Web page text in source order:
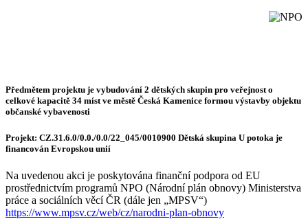
Předmětem projektu je vybudování 2 dětských skupin pro veřejnost o
celkové kapacitě 34 míst ve městě Česká Kamenice formou výstavby objektu
občanské vybavenosti
Projekt: CZ.31.6.0/0.0./0.0/22_045/0010900 Dětská skupina U potoka je
financován Evropskou unií
Na uvedenou akci je poskytována finanční podpora od EU
prostřednictvím programů NPO (Národní plán obnovy) Ministerstva
práce a sociálních věcí ČR (dále jen „MPSV“)
https://www.mpsv.cz/web/cz/narodni-plan-obnovy